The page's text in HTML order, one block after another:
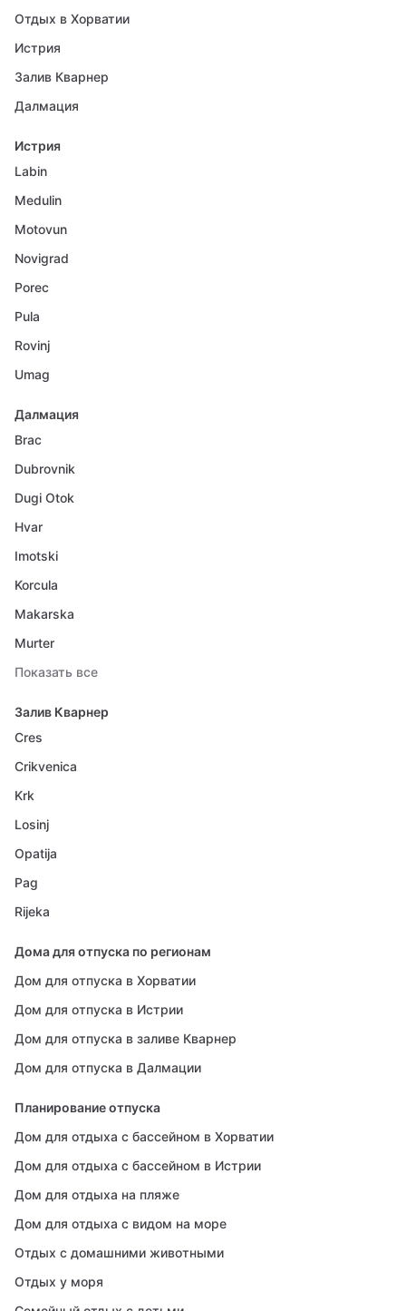
Отдых в Хорватии
Истрия
Залив Кварнер
Далмация
Истрия
Labin
Medulin
Motovun
Novigrad
Porec
Pula
Rovinj
Umag
Далмация
Brac
Dubrovnik
Dugi Otok
Hvar
Imotski
Korcula
Makarska
Murter
Показать все
Залив Кварнер
Cres
Crikvenica
Krk
Losinj
Opatija
Pag
Rijeka
Дома для отпуска по регионам
Дом для отпуска в Хорватии
Дом для отпуска в Истрии
Дом для отпуска в заливе Кварнер
Дом для отпуска в Далмации
Планирование отпуска
Дом для отдыха с бассейном в Хорватии
Дом для отдыха с бассейном в Истрии
Дом для отдыха на пляже
Дом для отдыха с видом на море
Отдых с домашними животными
Отдых у моря